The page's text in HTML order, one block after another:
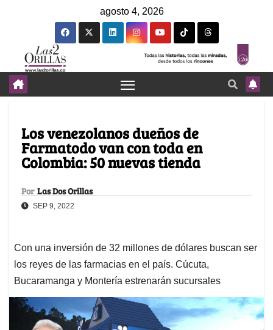
agosto 4, 2026
Los venezolanos dueños de
Farmatodo van con toda en
Colombia: 50 nuevas tienda
Por Las Dos Orillas
SEP 9, 2022
Con una inversión de 32 millones de dólares buscan ser
los reyes de las farmacias en el país. Cúcuta,
Bucaramanga y Montería estrenarán sucursales